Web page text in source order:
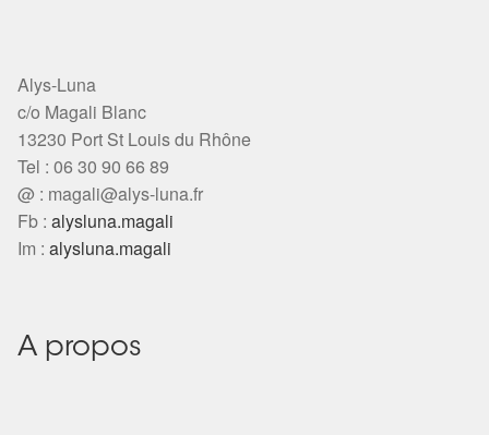
Alys-Luna
c/o Magali Blanc
13230 Port St Louis du Rhône
Tel : 06 30 90 66 89
@ : magali@alys-luna.fr
Fb : alysluna.magali
Im : alysluna.magali
A propos